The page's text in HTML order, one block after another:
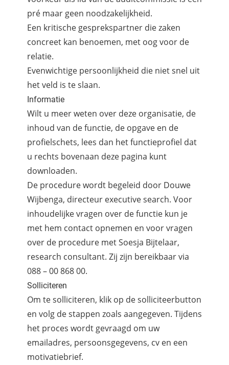
pré maar geen noodzakelijkheid.
Een kritische gesprekspartner die zaken
concreet kan benoemen, met oog voor de
relatie.
Evenwichtige persoonlijkheid die niet snel uit
het veld is te slaan.
Informatie
Wilt u meer weten over deze organisatie, de
inhoud van de functie, de opgave en de
profielschets, lees dan het functieprofiel dat
u rechts bovenaan deze pagina kunt
downloaden.
De procedure wordt begeleid door Douwe
Wijbenga, directeur executive search. Voor
inhoudelijke vragen over de functie kun je
met hem contact opnemen en voor vragen
over de procedure met Soesja Bijtelaar,
research consultant. Zij zijn bereikbaar via
088 – 00 868 00.
Solliciteren
Om te solliciteren, klik op de solliciteerbutton
en volg de stappen zoals aangegeven. Tijdens
het proces wordt gevraagd om uw
emailadres, persoonsgegevens, cv en een
motivatiebrief.